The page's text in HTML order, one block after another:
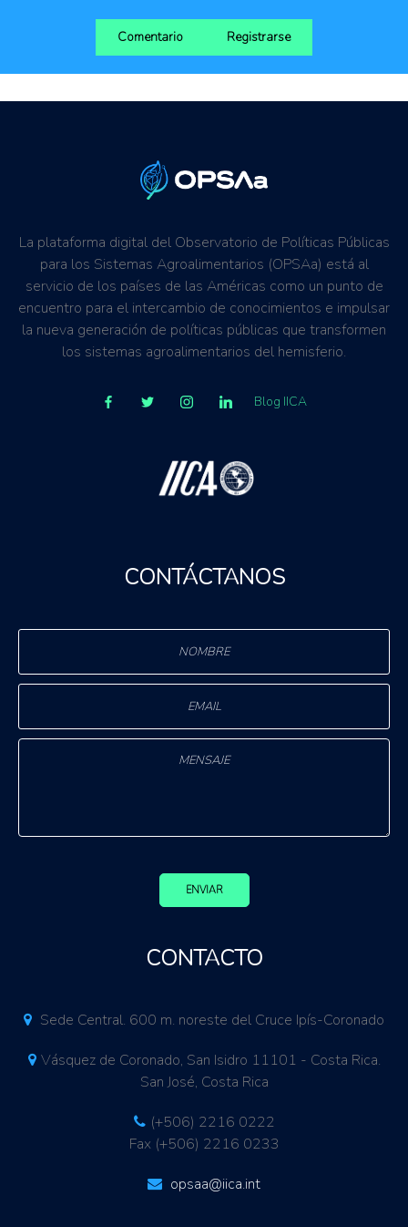
Comentario Registrarse
La plataforma digital del Observatorio de Políticas Públicas
para los Sistemas Agroalimentarios (OPSAa) está al
servicio de los países de las Américas como un punto de
encuentro para el intercambio de conocimientos e impulsar
la nueva generación de políticas públicas que transformen
los sistemas agroalimentarios del hemisferio.
Blog IICA
CONTÁCTANOS
ENVIAR
CONTACTO
Sede Central. 600 m. noreste del Cruce Ipís-Coronado
Vásquez de Coronado, San Isidro 11101 - Costa Rica.
San José, Costa Rica
(+506) 2216 0222
Fax (+506) 2216 0233
opsaa@iica.int